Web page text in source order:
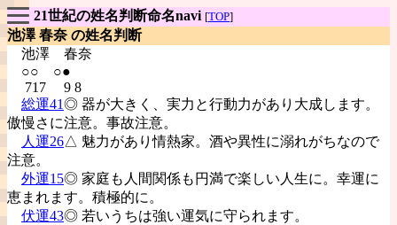
21世紀の姓名判断命名navi [TOP]
池澤 春奈 の姓名判断
池澤 春奈
○○ ○●
717 9 8
総運41◎ 器が大きく、実力と行動力があり大成します。
傲慢さに注意。事故注意。
人運26△ 魅力があり情熱家。酒や異性に溺れがちなので
注意。
外運15◎ 家庭も人間関係も円満で楽しい人生に。幸運に
恵まれます。積極的に。
伏運43◎ 若いうちは強い運気に守られます。